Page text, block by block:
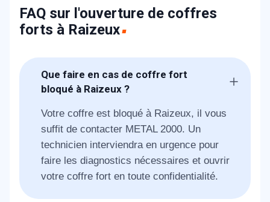
FAQ sur l'ouverture de coffres
forts à Raizeux
Que faire en cas de coffre fort
bloqué à Raizeux ?
Votre coffre est bloqué à Raizeux, il vous
suffit de contacter METAL 2000. Un
technicien interviendra en urgence pour
faire les diagnostics nécessaires et ouvrir
votre coffre fort en toute confidentialité.